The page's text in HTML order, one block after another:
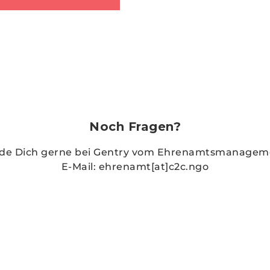
Noch Fragen?
Dich gerne bei Gentry vom
E-Mail: ehrenamt[at]c2c.ngo